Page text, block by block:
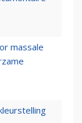
massale